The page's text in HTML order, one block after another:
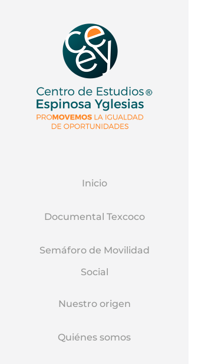
Inicio
Documental Texcoco
Semáforo de Movilidad
Social
Nuestro origen
Quiénes somos